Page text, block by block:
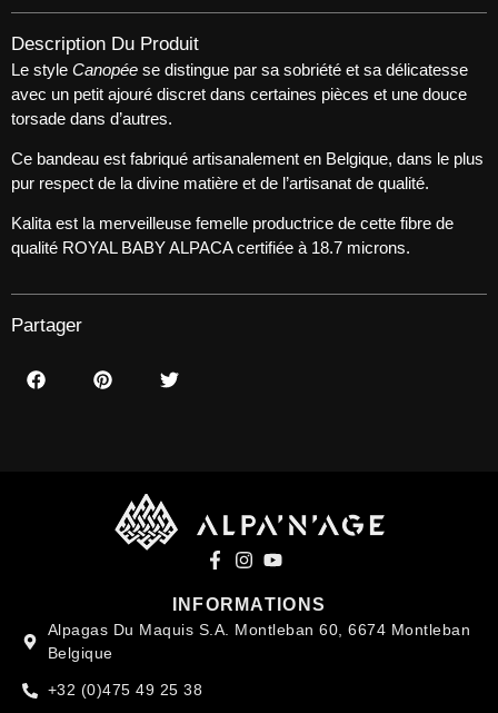
Description Du Produit
Le style Canopée se distingue par sa sobriété et sa délicatesse
avec un petit ajouré discret dans certaines pièces et une douce
torsade dans d’autres.
Ce bandeau est fabriqué artisanalement en Belgique, dans le plus
pur respect de la divine matière et de l’artisanat de qualité.
Kalita est la merveilleuse femelle productrice de cette fibre de
qualité ROYAL BABY ALPACA certifiée à 18.7 microns.
Partager
INFORMATIONS
Alpagas Du Maquis S.A. Montleban 60, 6674 Montleban
Belgique
+32 (0)475 49 25 38